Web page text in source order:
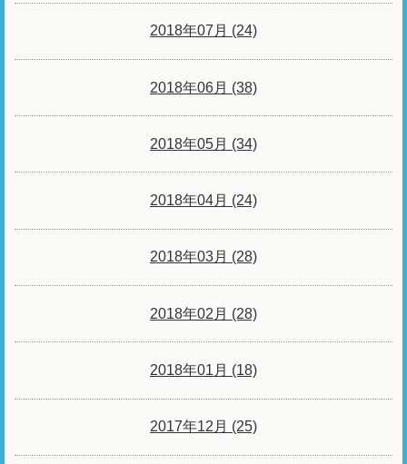
2018年07月 (24)
2018年06月 (38)
2018年05月 (34)
2018年04月 (24)
2018年03月 (28)
2018年02月 (28)
2018年01月 (18)
2017年12月 (25)